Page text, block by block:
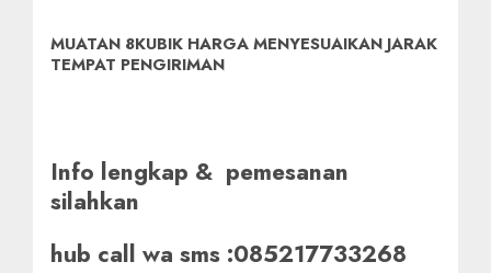
MUATAN 8KUBIK HARGA MENYESUAIKAN JARAK
TEMPAT PENGIRIMAN
Info lengkap & pemesanan
silahkan
hub call wa sms :085217733268